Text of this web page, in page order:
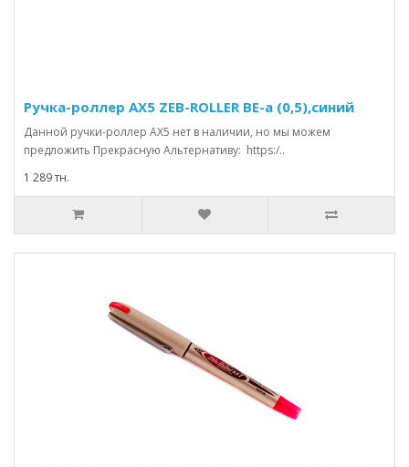
Ручка-роллер AX5 ZEB-ROLLER BE-a (0,5),синий
Данной ручки-роллер АХ5 нет в наличии, но мы можем
предложить Прекрасную Альтернативу: https:/..
1 289 тн.